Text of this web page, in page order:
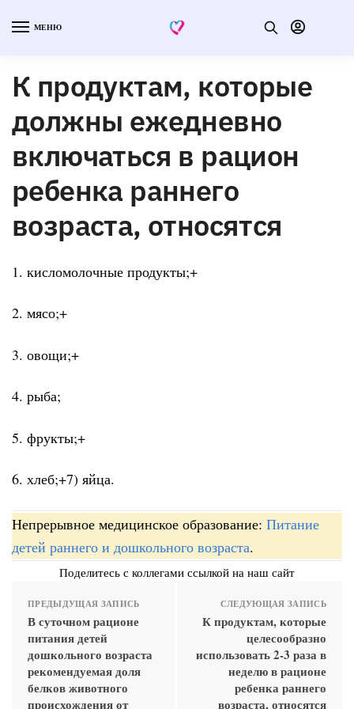
МЕНЮ
К продуктам, которые
должны ежедневно
включаться в рацион
ребенка раннего
возраста, относятся
1. кисломолочные продукты;+
2. мясо;+
3. овощи;+
4. рыба;
5. фрукты;+
6. хлеб;+7) яйца.
Непрерывное медицинское образование: Питание
детей раннего и дошкольного возраста.
Поделитесь с коллегами ссылкой на наш сайт
ПРЕДЫДУЩАЯ ЗАПИСЬ
В суточном рационе
питания детей
дошкольного возраста
рекомендуемая доля
белков животного
происхождения от
СЛЕДУЮЩАЯ ЗАПИСЬ
К продуктам, которые
целесообразно
использовать 2-3 раза в
неделю в рационе
ребенка раннего
возраста, относятся